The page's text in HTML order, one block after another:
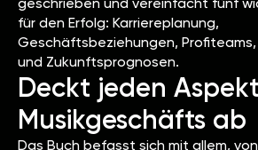
für den Erfolg: Karriereplanung,
Geschäftsbeziehungen, Profiteams,
und Zukunftsprognosen.
Deckt jeden
Musikgeschäfts ab
Das Buch befasst sich mit allem,